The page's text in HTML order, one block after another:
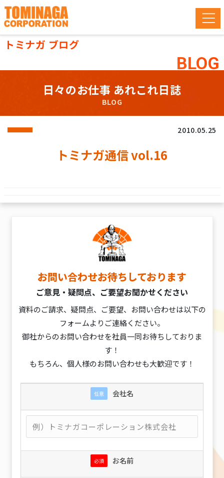
トミナガ ブログ
BLOG
日々のお仕事 あれこれ日誌
BLOG
2010.05.25
トミナガ通信 vol.16
お問い合わせお待ちしております
ご意見・疑問点、ご要望お聞かせください
資料のご請求、疑問点、ご要望、お問い合わせは以下の
フォームよりご連絡ください。
御社からのお問い合わせを社員一同お待ちしておりま
す！
もちろん、個人様のお問い合わせも大歓迎です！
任意 会社名
必須 お名前